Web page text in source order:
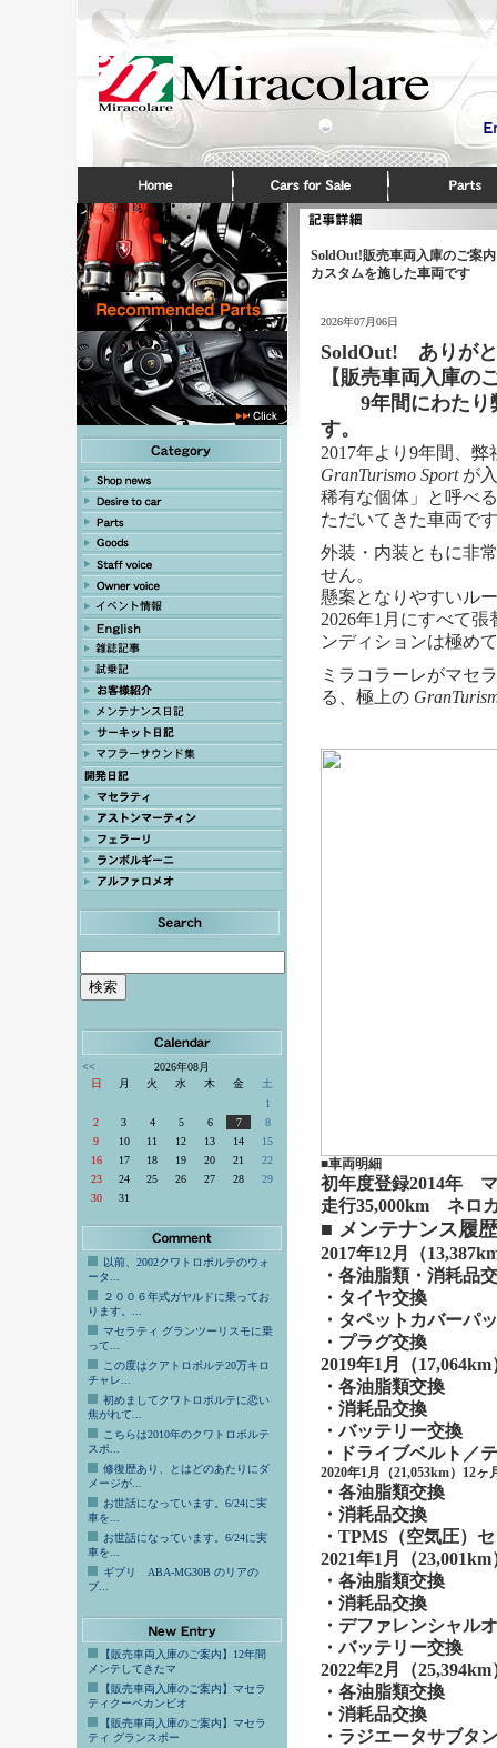
<<
2026年08月
日
月 火 水 木 金
土
1
2
3 4 5 6 7
8
9
10 11 12 13 14
15
16
17 18 19 20 21
22
23
24 25 26 27 28
29
30
31
以前、2002クワトロポルテのウォ
ータ...
２００６年式ガヤルドに乗ってお
ります。...
マセラティ グランツーリスモに乗
って...
この度はクアトロポルテ20万キロ
チャレ...
初めましてクワトロポルテに恋い
焦がれて...
こちらは2010年のクワトロポルテ
スポ...
修復歴あり、とはどのあたりにダ
メージが...
お世話になっています。6/24に実
車を...
お世話になっています。6/24に実
車を...
ギブリ ABA-MG30B のリアの
ブ...
【販売車両入庫のご案内】12年間
メンテしてきたマ
【販売車両入庫のご案内】マセラ
ティクーペカンビオ
【販売車両入庫のご案内】マセラ
ティ グランスポー
SoldOut!販売車両入庫のご案
カスタムを施した車両です
2026年07月06日
SoldOut! ありが
【販売車両入庫
9年間にわたり弊
す。
2017年より9年間、
GranTurismo Sportが
稀有な個体」と呼べ
ただいてきた車両で
外装・内装ともに非
せん。
懸案となりやすいル
2026年1月にすべて
ンディションは極め
ミラコラーレがマセ
る、極上の
■車両明細
初年度登録2014年
走行35,000km ネロ
■ メンテナンス履
2017年12月（
・ 各油脂類・消耗品
・ タイヤ交換
・ タペットカバーパ
・ プラグ交換
2019年1月（
・ 各油脂類交換
・ 消耗品交換
・バッテリー交換
・
ドライブベルト／
2020年1月（21,053km）12ヶ
・各油脂類交換
・ 消耗品交換
・ TPMS（空気圧）
2021年1月（
・ 各油脂類交換
・ 消耗品交換
・ デファレンシャル
・バッテリー交換
2022年2月（
・ 各油脂類交換
・消耗品交換
・ ラジエータサブタ